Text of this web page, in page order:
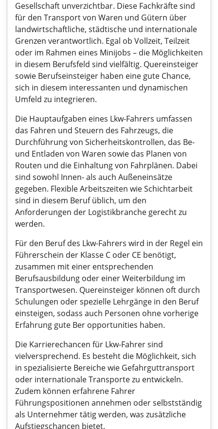
Gesellschaft unverzichtbar. Diese Fachkräfte sind
für den Transport von Waren und Gütern über
landwirtschaftliche, städtische und internationale
Grenzen verantwortlich. Egal ob Vollzeit, Teilzeit
oder im Rahmen eines Minijobs – die Möglichkeiten
in diesem Berufsfeld sind vielfältig. Quereinsteiger
sowie Berufseinsteiger haben eine gute Chance,
sich in diesem interessanten und dynamischen
Umfeld zu integrieren.
Die Hauptaufgaben eines Lkw-Fahrers umfassen
das Fahren und Steuern des Fahrzeugs, die
Durchführung von Sicherheitskontrollen, das Be-
und Entladen von Waren sowie das Planen von
Routen und die Einhaltung von Fahrplänen. Dabei
sind sowohl Innen- als auch Außeneinsätze
gegeben. Flexible Arbeitszeiten wie Schichtarbeit
sind in diesem Beruf üblich, um den
Anforderungen der Logistikbranche gerecht zu
werden.
Für den Beruf des Lkw-Fahrers wird in der Regel ein
Führerschein der Klasse C oder CE benötigt,
zusammen mit einer entsprechenden
Berufsausbildung oder einer Weiterbildung im
Transportwesen. Quereinsteiger können oft durch
Schulungen oder spezielle Lehrgänge in den Beruf
einsteigen, sodass auch Personen ohne vorherige
Erfahrung gute Ber opportunities haben.
Die Karrierechancen für Lkw-Fahrer sind
vielversprechend. Es besteht die Möglichkeit, sich
in spezialisierte Bereiche wie Gefahrguttransport
oder internationale Transporte zu entwickeln.
Zudem können erfahrene Fahrer
Führungspositionen annehmen oder selbstständig
als Unternehmer tätig werden, was zusätzliche
Aufstiegschancen bietet.